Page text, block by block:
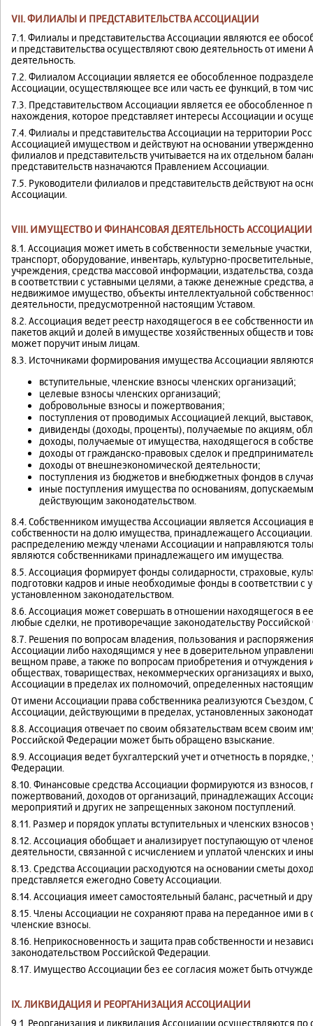
VII. ФИЛИАЛЫ И ПРЕДСТАВИТЕЛЬСТВА АССОЦИАЦИИ
7.1. Филиалы и представительства Ассоциации являются ее
и представительства осуществляют свою деятельность от имени
деятельность.
7.2. Филиалом Ассоциации является ее обособленное
Ассоциации, осуществляющее все или часть ее функций, в том
7.3. Представительством Ассоциации является ее
нахождения, которое представляет интересы Ассоциации и
7.4. Филиалы и представительства Ассоциации на территории
Ассоциацией имуществом и действуют на основании
филиалов и представительств учитывается на их отдельном
представительств назначаются Правлением Ассоциации.
7.5. Руководители филиалов и представительств действуют на
Ассоциации.
VIII. ИМУЩЕСТВО И ФИНАНСОВАЯ ДЕЯТЕЛЬНОСТЬ АССОЦИАЦИИ
8.1. Ассоциация может иметь в собственности земельные
транспорт, оборудование, инвентарь, культурно-
учреждения, средства массовой информации, издательства,
в соответствии с уставными целями, а также денежные
недвижимое имущество, объекты интеллектуальной
деятельности, предусмотренной настоящим Уставом.
8.2. Ассоциация ведет реестр находящегося в ее собственности
пакетов акций и долей в имуществе хозяйственных обществ и
может поручит иным лицам.
8.3. Источниками формирования имущества Ассоциации
вступительные, членские взносы членских организаций;
целевые взносы членских организаций;
добровольные взносы и пожертвования;
поступления от проводимых Ассоциацией лекций,
дивиденды (доходы, проценты), получаемые по акциям,
доходы, получаемые от имущества, находящегося в
доходы от гражданско-правовых сделок и
доходы от внешнеэкономической деятельности;
поступления из бюджетов и внебюджетных фондов в
иные поступления имущества по основаниям,
действующим законодательством.
8.4. Собственником имущества Ассоциации является
собственности на долю имущества, принадлежащего
распределению между членами Ассоциации и направляются
являются собственниками принадлежащего им имущества.
8.5. Ассоциация формирует фонды солидарности, страховые,
подготовки кадров и иные необходимые фонды в соответствии с
установленном законодательством.
8.6. Ассоциация может совершать в отношении находящегося в
любые сделки, не противоречащие законодательству
8.7. Решения по вопросам владения, пользования и
Ассоциации либо находящимся у нее в доверительном
вещном праве, а также по вопросам приобретения и отчуждения
обществах, товариществах, некоммерческих организациях и
Ассоциации в пределах их полномочий, определенных
От имени Ассоциации права собственника реализуются
Ассоциации, действующими в пределах, установленных
8.8. Ассоциация отвечает по своим обязательствам всем своим
Российской Федерации может быть обращено взыскание.
8.9. Ассоциация ведет бухгалтерский учет и отчетность в
Федерации.
8.10. Финансовые средства Ассоциации формируются из взносов,
пожертвований, доходов от организаций, принадлежащих
мероприятий и других не запрещенных законом поступлений.
8.11. Размер и порядок уплаты вступительных и членских
8.12. Ассоциация обобщает и анализирует поступающую от
деятельности, связанной с исчислением и уплатой членских и
8.13. Средства Ассоциации расходуются на основании сметы
представляется ежегодно Совету Ассоциации.
8.14. Ассоциация имеет самостоятельный баланс, расчетный и
8.15. Члены Ассоциации не сохраняют права на переданное ими
членские взносы.
8.16. Неприкосновенность и защита прав собственности и
законодательством Российской Федерации.
8.17. Имущество Ассоциации без ее согласия может быть
IX. ЛИКВИДАЦИЯ И РЕОРГАНИЗАЦИЯ АССОЦИАЦИИ
9.1. Реорганизация и ликвидация Ассоциации осуществляются